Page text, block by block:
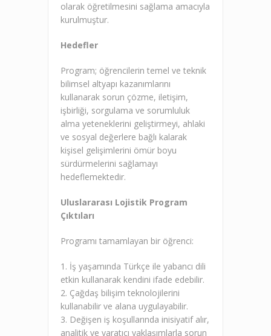
olarak öğretilmesini sağlama amacıyla
kurulmuştur.
Hedefler
Program; öğrencilerin temel ve teknik
bilimsel altyapı kazanımlarını
kullanarak sorun çözme, iletişim,
işbirliği, sorgulama ve sorumluluk
alma yeteneklerini geliştirmeyi, ahlaki
ve sosyal değerlere bağlı kalarak
kişisel gelişimlerini ömür boyu
sürdürmelerini sağlamayı
hedeflemektedir.
Uluslararası Lojistik Program
Çıktıları
Programı tamamlayan bir öğrenci:
1. İş yaşamında Türkçe ile yabancı dili
etkin kullanarak kendini ifade edebilir.
2. Çağdaş bilişim teknolojilerini
kullanabilir ve alana uygulayabilir.
3. Değişen iş koşullarında inisiyatif alır,
analitik ve yaratıcı yaklaşımlarla sorun